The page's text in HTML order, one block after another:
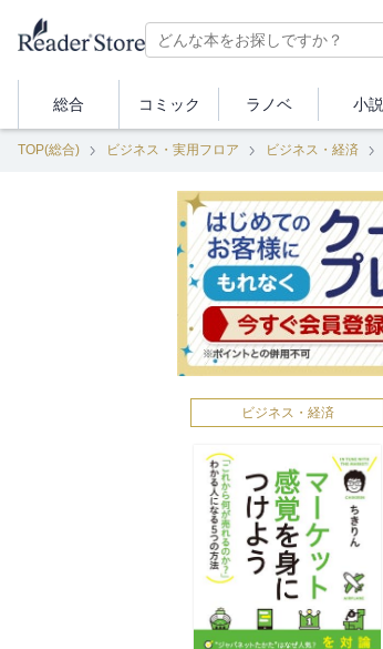
総合 コミック ラノベ 小説
TOP(総合) ビジネス・実用フロア ビジネス・経済
ビジネス・経済